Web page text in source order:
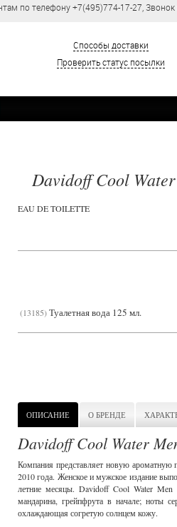
по телефону +7(495)774-17-27, Звонок
Способы доставки
Проверить статус посылки
Davidoff Cool
EAU DE TOILETTE
13185 Туалетная вода 125 мл.
ОПИСАНИЕ О БРЕНДЕ
Davidoff Cool Water
Компания представляет новую
2010 года. Женское и мужское издание
летние месяцы. Davidoff Cool Water Men
мандарина, грейпфрута в начале; ноты
охлаждающая согретую солнцем кожу.